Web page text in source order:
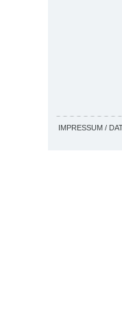
IMPRESSUM /